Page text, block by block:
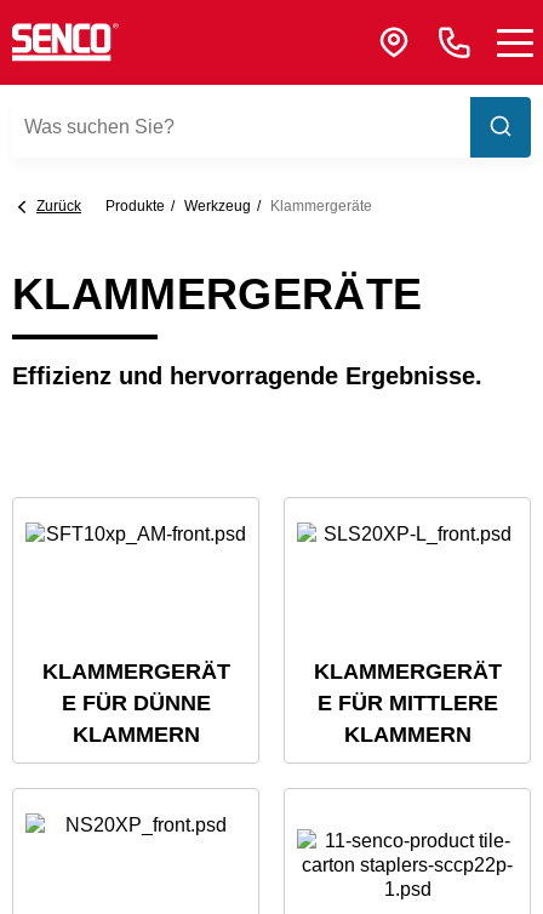
Zurück Produkte Werkzeug Klammergeräte
KLAMMERGERÄTE
Effizienz und hervorragende Ergebnisse.
KLAMMERGERÄT
E FÜR DÜNNE
KLAMMERN
KLAMMERGERÄT
E FÜR MITTLERE
KLAMMERN